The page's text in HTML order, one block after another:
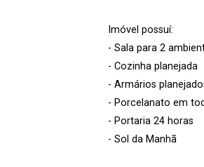
Imóvel possuí:
- Sala para 2
- Cozinha planejada
- Armários
- Porcelanato em
- Portaria 24 horas
- Sol da Manhã